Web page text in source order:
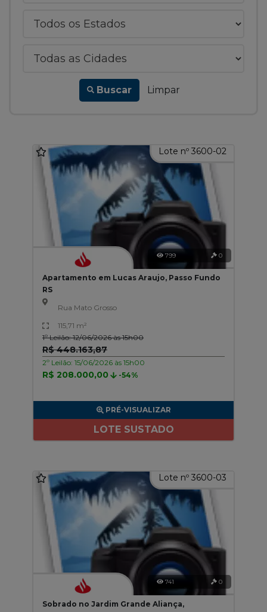
Buscar Limpar
Lote nº 3600-02
799 0
Apartamento em Lucas Araujo, Passo Fundo
RS
Rua Mato Grosso
115,71 m²
1º Leilão: 12/06/2026 às 15h00
R$ 448.163,87
2º Leilão: 15/06/2026 às 15h00
R$ 208.000,00 -54%
PRÉ-VISUALIZAR
LOTE SUSTADO
Lote nº 3600-03
741 0
Sobrado no Jardim Grande Aliança,